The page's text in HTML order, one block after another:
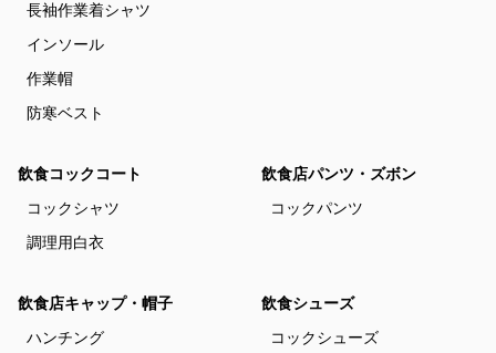
長袖作業着シャツ
インソール
作業帽
防寒ベスト
飲食コックコート
コックシャツ
調理用白衣
飲食店パンツ・ズボン
コックパンツ
飲食店キャップ・帽子
ハンチング
飲食シューズ
コックシューズ